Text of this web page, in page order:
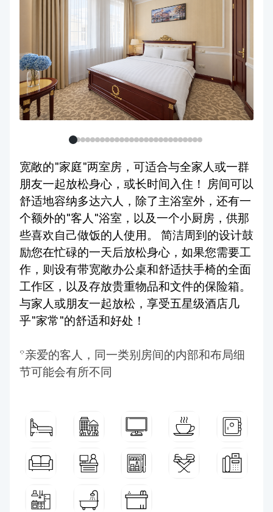
宽敞的"家庭"两室房，可适合与全家人或一群
朋友一起放松身心，或长时间入住！ 房间可以
舒适地容纳多达六人，除了主浴室外，还有一
个额外的"客人"浴室，以及一个小厨房，供那
些喜欢自己做饭的人使用。 简洁周到的设计鼓
励您在忙碌的一天后放松身心，如果您需要工
作，则设有带宽敞办公桌和舒适扶手椅的全面
工作区，以及存放贵重物品和文件的保险箱。
与家人或朋友一起放松，享受五星级酒店几
乎"家常"的舒适和好处！
*亲爱的客人，同一类别房间的内部和布局细
节可能会有所不同